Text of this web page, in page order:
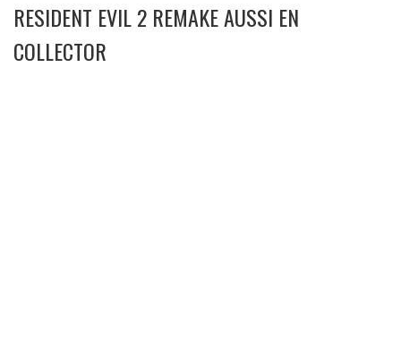
RESIDENT EVIL 2 REMAKE AUSSI EN
COLLECTOR